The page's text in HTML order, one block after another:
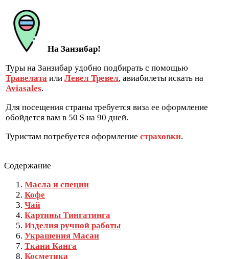
На Занзибар!
Туры на Занзибар удобно подбирать с помощью
Травелата или Левел Тревел, авиабилеты искать на
Aviasales.
Для посещения страны требуется виза ее оформление
обойдется вам в 50 $ на 90 дней.
Туристам потребуется оформление страховки.
Содержание
Масла и специи
Кофе
Чай
Картины Тингатинга
Изделия ручной работы
Украшения Масаи
Ткани Канга
Косметика